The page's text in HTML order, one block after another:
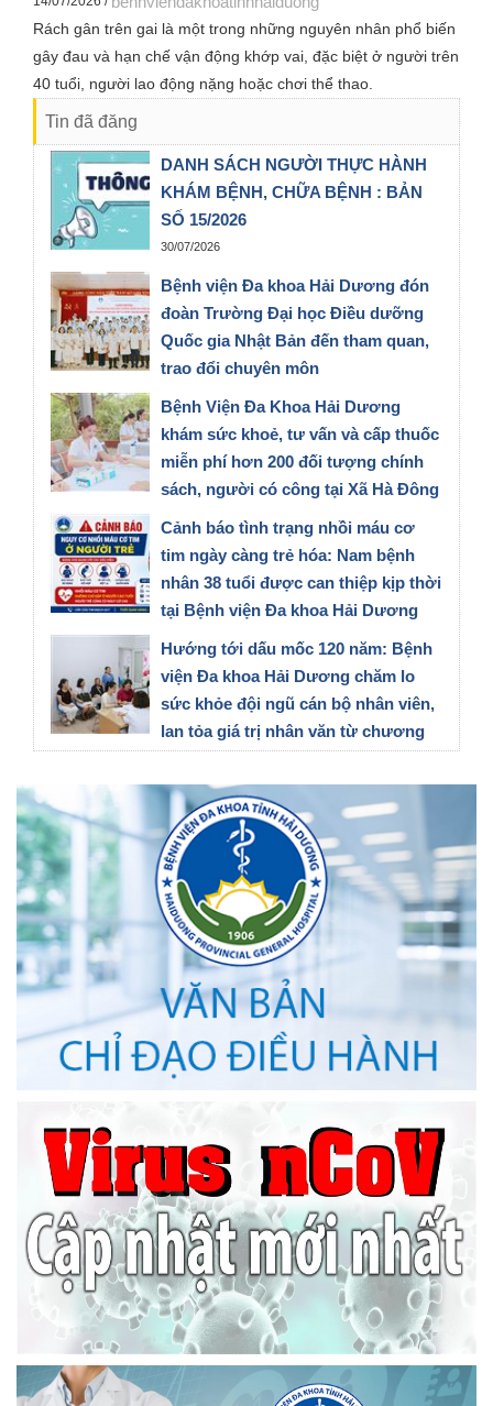
VNeID, do Bộ Y tế tổ chức và được Sở Y tế Hải Phòng triển
khai đến các đơn vị trong toàn ngành. Hội nghị được kết nối
trực tuyến từ Bộ Y tế tới các địa phương trên cả nước.
Rách gân trên gai là một trong những nguyên nhân phổ biến
gây đau và hạn chế vận động khớp vai, đặc biệt ở người trên
40 tuổi, người lao động nặng hoặc chơi thể thao.
Tin đã đăng
DANH SÁCH NGƯỜI THỰC HÀNH
KHÁM BỆNH, CHỮA BỆNH : BẢN
SỐ 15/2026
30/07/2026
Bệnh viện Đa khoa Hải Dương đón
đoàn Trường Đại học Điều dưỡng
Quốc gia Nhật Bản đến tham quan,
trao đổi chuyên môn
Bệnh Viện Đa Khoa Hải Dương
khám sức khoẻ, tư vấn và cấp thuốc
miễn phí hơn 200 đối tượng chính
sách, người có công tại Xã Hà Đông
Thành Phố Hải Phòng
Cảnh báo tình trạng nhồi máu cơ
tim ngày càng trẻ hóa: Nam bệnh
nhân 38 tuổi được can thiệp kịp thời
tại Bệnh viện Đa khoa Hải Dương
Hướng tới dấu mốc 120 năm: Bệnh
viện Đa khoa Hải Dương chăm lo
sức khỏe đội ngũ cán bộ nhân viên,
lan tỏa giá trị nhân văn từ chương
21/07/2026